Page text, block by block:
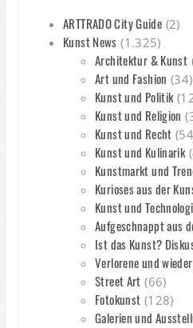
ARTTRADO City Guide (2)
Kunst News (1.325)
Architektur & Kunst
Art und Fashion (34)
Kunst und Politik
Kunst und Religion
Kunst und Recht
Kunst und Kulinarik
Kunstmarkt und
Kurioses aus der
Kunst und
Aufgeschnappt aus
Ist das Kunst?
Verlorene und
Street Art (66)
Fotokunst (128)
Galerien und